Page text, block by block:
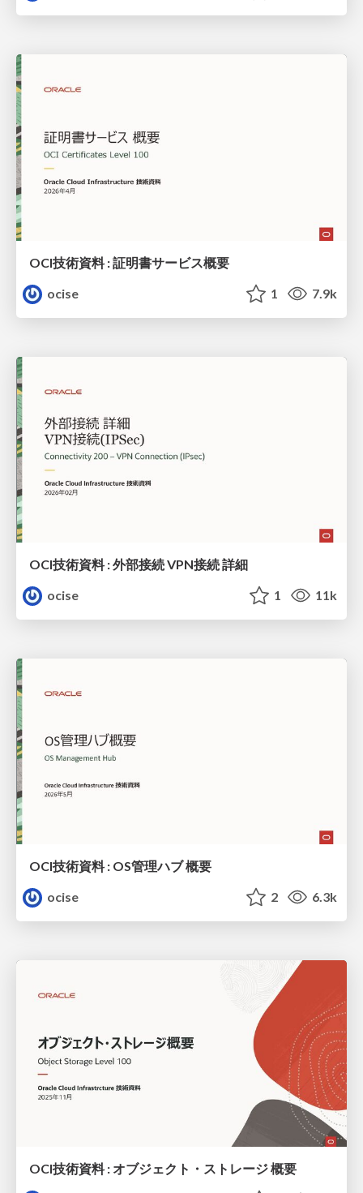
OCI技術資料 : 証明書サービス概要
ocise
1 7.9k
OCI技術資料 : 外部接続 VPN接続 詳細
ocise
1 11k
OCI技術資料 : OS管理ハブ 概要
ocise
2 6.3k
OCI技術資料 : オブジェクト・ストレージ 概要